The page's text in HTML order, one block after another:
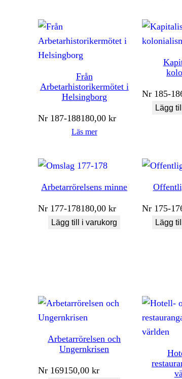
Från
Arbetarhistorikermötet i
Helsingborg
Nr 187-188180,00kr
Läs mer
Nr 185-
Lägg
Arbetarrörelsens minne
Nr 177-178180,00kr
Lägg till i varukorg
Nr 175-
Lägg
Arbetarrörelsen och
Ungernkrisen
Nr 169150,00kr